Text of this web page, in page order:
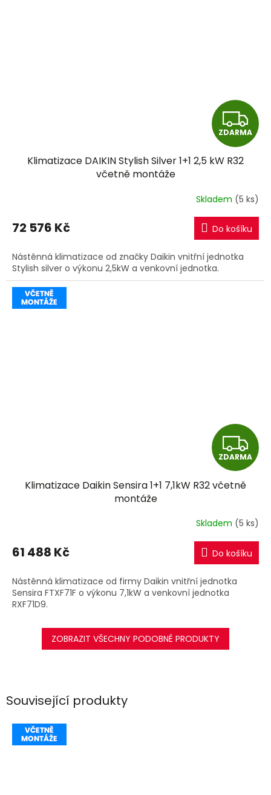
Související produkty
Z
D
R
M
A
ZDARMA
Klimatizace DAIKIN Stylish Silver 1+1 2,5 kW R32
včetně montáže
Skladem (5 ks)
72 576 Kč Do košíku
Nástěnná klimatizace od značky Daikin vnitřní jednotka
Stylish silver o výkonu 2,5kW a venkovní jednotka.
Z
D
R
M
A
ZDARMA
Klimatizace Daikin Sensira 1+1 7,1kW R32 včetně
montáže
Skladem (5 ks)
61 488 Kč Do košíku
Nástěnná klimatizace od firmy Daikin vnitřní jednotka
Sensira FTXF71F o výkonu 7,1kW a venkovní jednotka
RXF71D9.
ZOBRAZIT VŠECHNY PODOBNÉ PRODUKTY